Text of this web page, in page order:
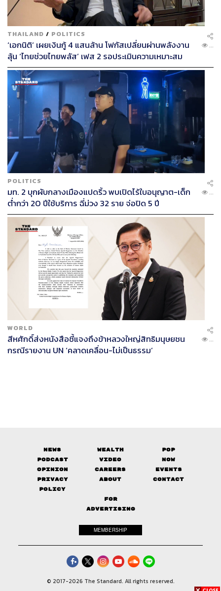
THAILAND / POLITICS
‘เอกนิติ’ เผยเงินกู้ 4 แสนล้าน โฟกัสเปลี่ยนผ่านพลังงาน
ลุ้น ‘ไทยช่วยไทยพลัส’ เฟส 2 รอประเมินความเหมาะสม
...
POLITICS
มท. 2 บุกผับกลางเมืองแปดริ้ว พบเปิดไร้ใบอนุญาต-เด็ก
ต่ำกว่า 20 ปีใช้บริการ ฉี่ม่วง 32 ราย จ่อปิด 5 ปี
...
WORLD
สีหศักดิ์ส่งหนังสือชี้แจงถึงข้าหลวงใหญ่สิทธิมนุษยชน
กรณีรายงาน UN ‘คลาดเคลื่อน-ไม่เป็นธรรม’
...
News Wealth
Pop
Podcast
Video
Now
Opinion
Careers
Events
Privacy
Policy
About Contact
FOR
ADVERTISING
MEMBERSHIP
© 2017-2026 The Standard. All rights reserved.